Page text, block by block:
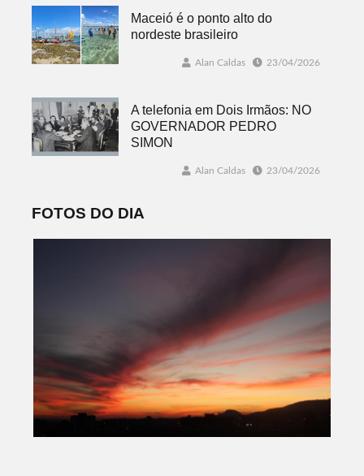
Maceió é o ponto alto do
nordeste brasileiro
Alan Caldas 23/04/2026
A telefonia em Dois Irmãos: NO
GOVERNADOR PEDRO
SIMON
Alan Caldas 23/04/2026
FOTOS DO DIA